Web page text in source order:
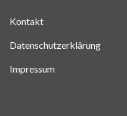
Kontakt
Datenschutzerklärung
Impressum